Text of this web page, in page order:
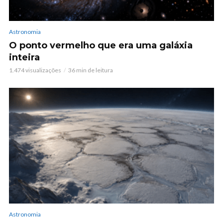
Astronomia
O ponto vermelho que era uma galáxia
inteira
1.474 visualizações 36 min de leitura
Astronomia